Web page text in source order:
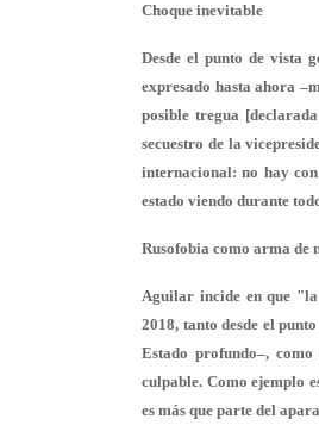
Choque inevitable
Desde el punto de vista
expresado hasta ahora
posible tregua
secuestro de la
internacional: no hay
estado viendo durante
Rusofobia como arma de
Aguilar incide en que "la
2018, tanto desde el
Estado profundo–,
culpable. Como ejemplo
es más que parte del